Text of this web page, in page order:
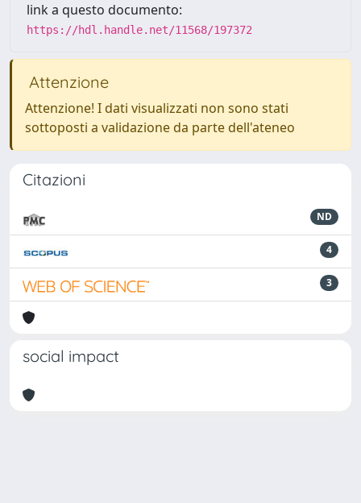
link a questo documento:
https://hdl.handle.net/11568/197372
Attenzione
Attenzione! I dati visualizzati non sono stati
sottoposti a validazione da parte dell'ateneo
Citazioni
ND
4
3
social impact